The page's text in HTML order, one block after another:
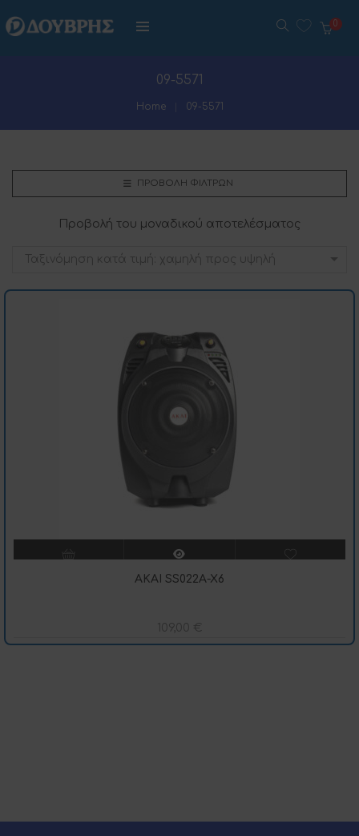
09-5571
Home 09-5571
ΠΡΟΒΟΛΉ ΦΊΛΤΡΩΝ
Προβολή του μοναδικού αποτελέσματος
Ταξινόμηση κατά τιμή: χαμηλή προς υψηλή
AKAI SS022A-X6
109,00 €